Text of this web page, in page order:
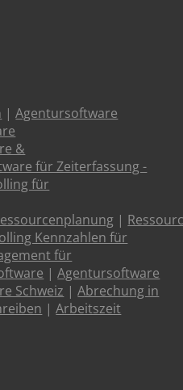
|Agentursoftware
&
für Zeiterfassung -
für
|
Kennzahlen für
für
|Agentursoftware
Schweiz |Abrechung in
|Arbeitszeit